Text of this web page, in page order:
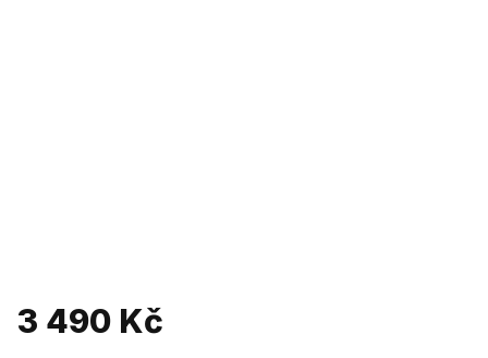
3 490 Kč